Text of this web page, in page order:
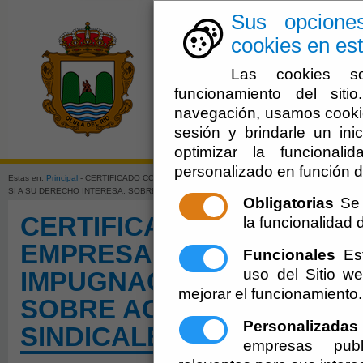
Sus
cookies en
Las cookies
funcionamiento del
navegación, usamos
sesión y brindarle un
optimizar la
personalizado en función
Obligatorias
la funcionalidad
Funcionales
uso del Sitio
mejorar el funcionamiento.
Personalizadas
empresas
El
Estas en: Principal - CERTIFICADO CONSEJERÍA DE EMPLEO, EMPRESA Y TRABAJO
SI A SU DERECHO INTERESA, SOBRE ACTA ESCRUTINIO ELECCIONES SINDICALES
CERTIFICADO
EMPRESA Y TRABAJO
IMPUGNACIÓN, SI A SU
SOBRE ACTA
SINDICALES